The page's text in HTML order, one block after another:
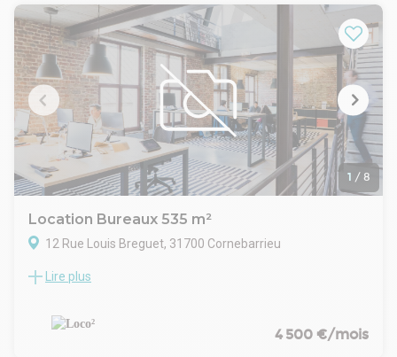
2 places de parking sont attribuées au lot, stationnement
facile dans la rue.
Disponible immédiatement, contacter CONCILIARE
IMMOBILIER au 05 61 44 60 02.
- Type de bail : 3/6/9 ans ou dérogatoire
- Durée : 3/6/9 ans
- Préavis : 6 mois
- Fiscalité : TVA
- Indice : ILC
- Dépôt de garantie : 3 mois HT
- Loyers et charges : Mensuels et d'avance
1 / 8
Location Bureaux 535 m²
12 Rue Louis Breguet, 31700 Cornebarrieu
Secteur Ouest de Toulouse, au coeur du secteur
Blagnac, nous vous proposons un bâtiment d'activités
indépendant à louer. Surfaces approximatives :
Lire plus
4 500 €/mois